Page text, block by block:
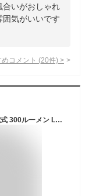
合いがおしゃれ
気がいいです
コメント (20件) >
OLIGHT(オーライト) Olantern Classic 2 Pro 充電式 300ルーメン LEDランタン キャンプ用品 ランタン テントライト コンパクト 高輝度 雰囲気作り 無段階調光調色 IPX5防水 アウトドア キャンプ 登山 夜釣り 防災 停電